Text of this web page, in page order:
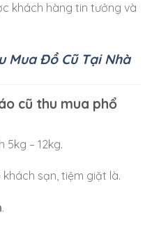
khách hàng tin tưởng và
Mua Đồ Cũ Tại Nhà
cũ thu mua phổ
5kg – 12kg.
khách sạn, tiệm giặt là.
.